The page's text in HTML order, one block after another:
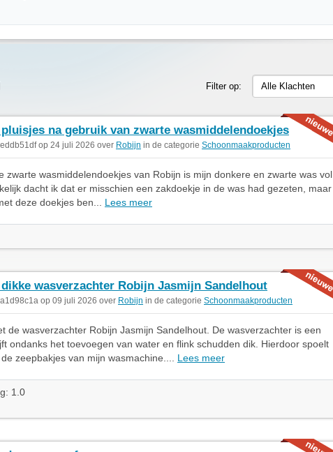
Filter op: Alle Klachten
na gebruik van zwarte wasmiddelendoekjes
op 24 juli 2026 over Robijn in de categorie Schoonmaakproducten
zwarte wasmiddelendoekjes van Robijn is mijn donkere en zwarte was vol
dacht ik dat er misschien een zakdoekje in de was had gezeten, maar
deze doekjes ben... Lees meer
wasverzachter Robijn Jasmijn Sandelhout
op 09 juli 2026 over Robijn in de categorie Schoonmaakproducten
de wasverzachter Robijn Jasmijn Sandelhout. De wasverzachter is een
ondanks het toevoegen van water en flink schudden dik. Hierdoor spoelt
zeepbakjes van mijn wasmachine.... Lees meer
1.0